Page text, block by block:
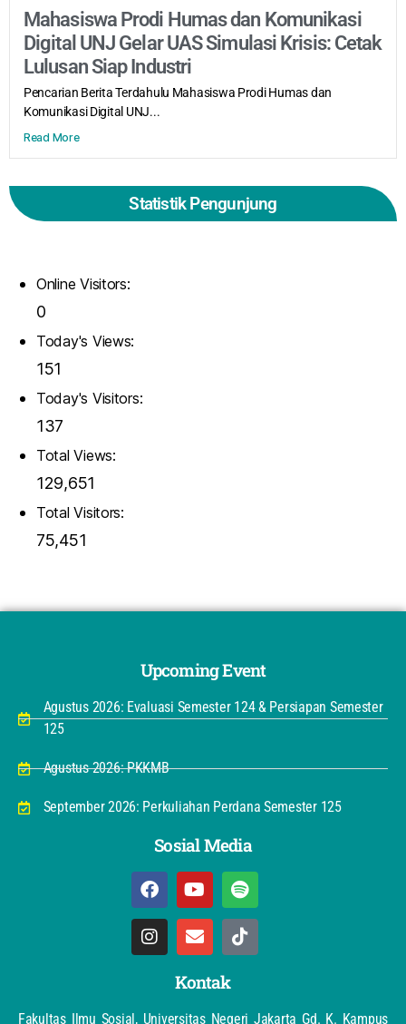
Mahasiswa Prodi Humas dan Komunikasi
Digital UNJ Gelar UAS Simulasi Krisis: Cetak
Lulusan Siap Industri
Pencarian Berita Terdahulu Mahasiswa Prodi Humas dan
Komunikasi Digital UNJ...
Read More
Statistik Pengunjung
Online Visitors:
0
Today's Views:
151
Today's Visitors:
137
Total Views:
129,651
Total Visitors:
75,451
Upcoming Event
Agustus 2026: Evaluasi Semester 124 & Persiapan Semester
125
Agustus 2026: PKKMB
September 2026: Perkuliahan Perdana Semester 125
Sosial Media
Kontak
Fakultas Ilmu Sosial, Universitas Negeri Jakarta Gd. K. Kampus